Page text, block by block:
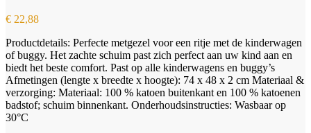
€ 22,88
Productdetails: Perfecte metgezel voor een ritje met de kinderwagen
of buggy. Het zachte schuim past zich perfect aan uw kind aan en
biedt het beste comfort. Past op alle kinderwagens en buggy’s
Afmetingen (lengte x breedte x hoogte): 74 x 48 x 2 cm Materiaal &
verzorging: Materiaal: 100 % katoen buitenkant en 100 % katoenen
badstof; schuim binnenkant. Onderhoudsinstructies: Wasbaar op
30°C